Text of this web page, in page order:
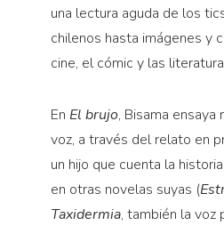
Relecturas
Sociedad
Turismo accidental
Voces y lecturas
una lectura aguda de los
chilenos hasta imágenes y
cine, el cómic y las
En El brujo, Bisama ensaya
voz, a través del relato en
un hijo que cuenta la
en otras novelas suyas (
Taxidermia, también la voz